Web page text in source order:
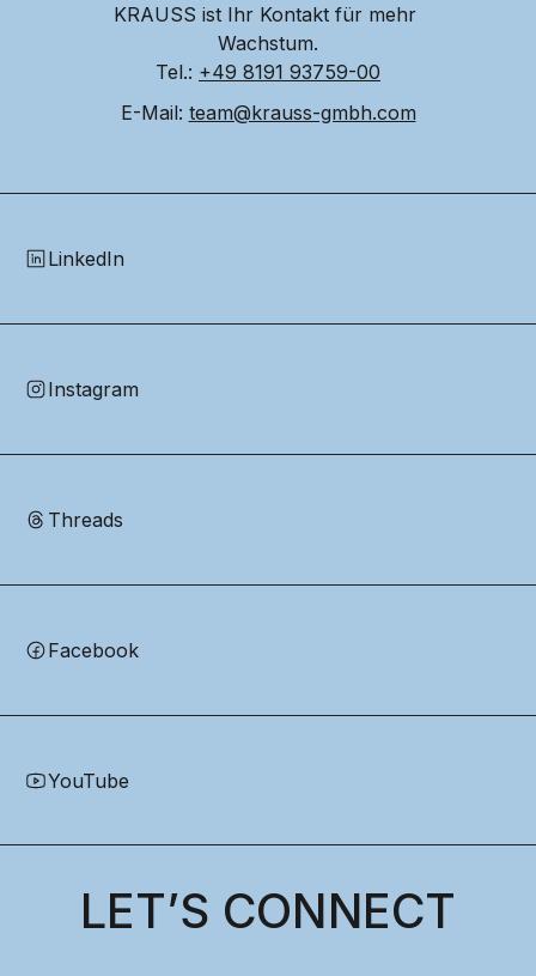
KRAUSS ist Ihr Kontakt für mehr
Wachstum.
Tel.: +49 8191 93759-00
E-Mail: team@krauss-gmbh.com
LinkedIn
Instagram
Threads
Facebook
YouTube
LET’S CONNECT